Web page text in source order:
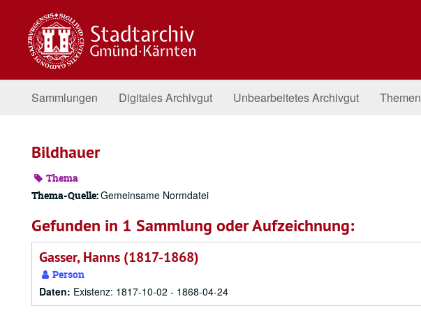
springen
Sammlungen Digitales Archivgut Unbearbeitetes Archivgut Themen
Bildhauer
Thema
Thema-Quelle:Gemeinsame Normdatei
Gefunden in 1 Sammlung oder Aufzeichnung:
Gasser, Hanns (1817-1868)
Person
Daten: Existenz: 1817-10-02 - 1868-04-24